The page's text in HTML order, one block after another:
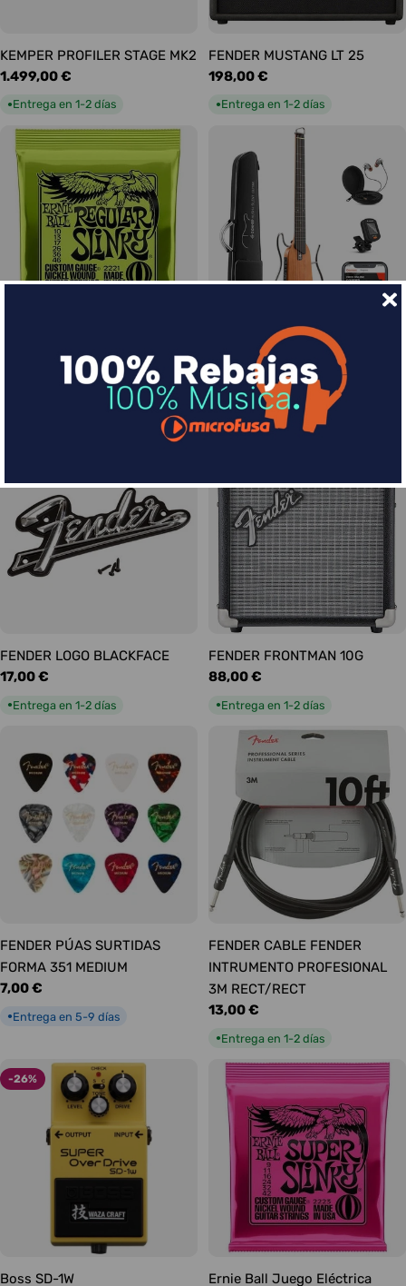
KEMPER PROFILER STAGE MK2
Precio
habitual
1.499,00 €
●Entrega en 1-2 días
FENDER MUSTANG LT 25
Precio
habitual
198,00 €
●Entrega en 1-2 días
Slinky Regular 10-46
DONNER HUSH-I Silent Guitar
Caoba
Precio
habitual
339,00 €
Entrega en 1-2 días
FENDER LOGO BLACKFACE
Precio
17,00 €
●Entrega en 1-2 días
FENDER FRONTMAN 10G
Precio
88,00 €
●Entrega en 1-2 días
FENDER PÚAS SURTIDAS
FORMA 351 MEDIUM
Precio
7,00 €
●Entrega en 5-9 días
FENDER CABLE FENDER
INTRUMENTO PROFESIONAL
3M RECT/RECT
Precio
13,00 €
●Entrega en 1-2 días
-26%
Boss SD-1W
Ernie Ball Juego Eléctrica